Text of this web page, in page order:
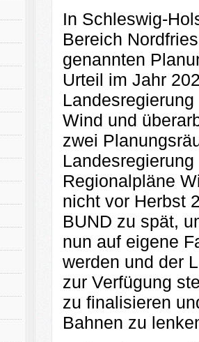
In Schleswig-
Bereich
genannten
Urteil im Jahr
Wind und
zwei
Regionalpläne
nicht vor Herbst
BUND zu spät,
nun auf eigene
werden und der
zur Verfügung
zu finalisieren
Bahnen zu